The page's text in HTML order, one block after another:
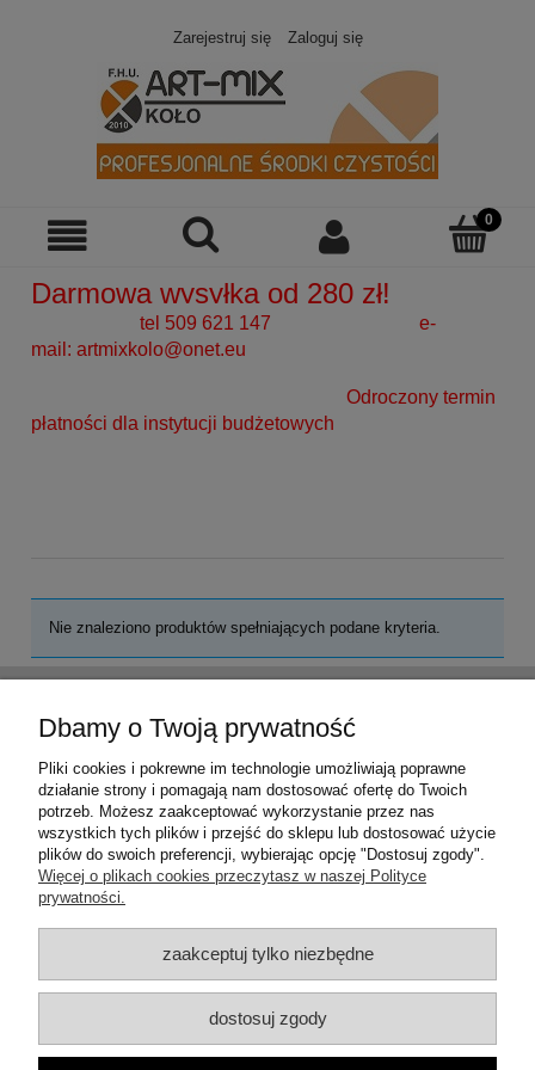
Zarejestruj się Zaloguj się
Darmowa wysyłka od 280 zł!
tel 509 621 147 e-
mail: artmixkolo@onet.eu
Odroczony termin
płatności dla instytucji budżetowych
Nie znaleziono produktów spełniających podane kryteria.
Moje konto
Płatności i dostawa
Informacje
Dbamy o Twoją prywatność
Pliki cookies i pokrewne im technologie umożliwiają poprawne
działanie strony i pomagają nam dostosować ofertę do Twoich
potrzeb. Możesz zaakceptować wykorzystanie przez nas
wszystkich tych plików i przejść do sklepu lub dostosować użycie
plików do swoich preferencji, wybierając opcję "Dostosuj zgody".
Więcej o plikach cookies przeczytasz w naszej Polityce
prywatności.
zaakceptuj tylko niezbędne
dostosuj zgody